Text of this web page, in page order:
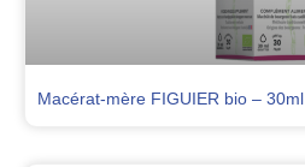
Macérat-mère FIGUIER bio – 30ml